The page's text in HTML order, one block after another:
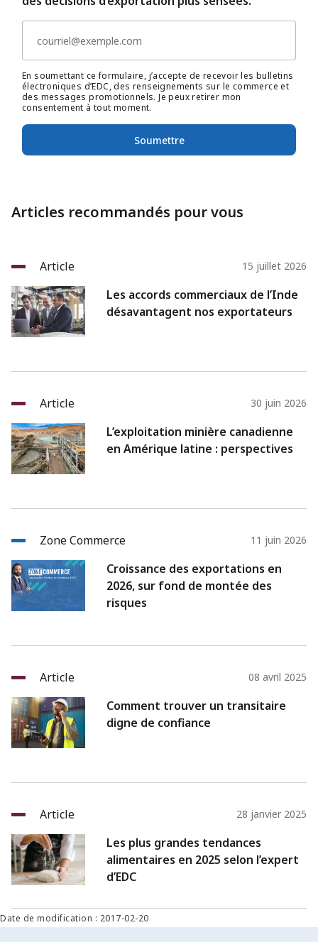
En soumettant ce formulaire, j’accepte de recevoir les bulletins
électroniques d’EDC, des renseignements sur le commerce et
des messages promotionnels. Je peux retirer mon
consentement à tout moment.
Soumettre
Articles recommandés pour vous
Article 15 juillet 2026
Les accords commerciaux de l’Inde
désavantagent nos exportateurs
Article 30 juin 2026
L’exploitation minière canadienne
en Amérique latine : perspectives
Zone Commerce 11 juin 2026
Croissance des exportations en
2026, sur fond de montée des
risques
Article 08 avril 2025
Comment trouver un transitaire
digne de confiance
Article 28 janvier 2025
Les plus grandes tendances
alimentaires en 2025 selon l’expert
d’EDC
Date de modification : 2017-02-20